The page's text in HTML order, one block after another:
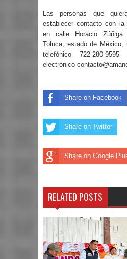
Las personas que
establecer contacto con la
en calle Horacio Zúñiga
Toluca, estado de México,
telefónico 722-280-
electrónico
Share on Facebook
Share on Twitter
Share on Google
RELATED POSTS